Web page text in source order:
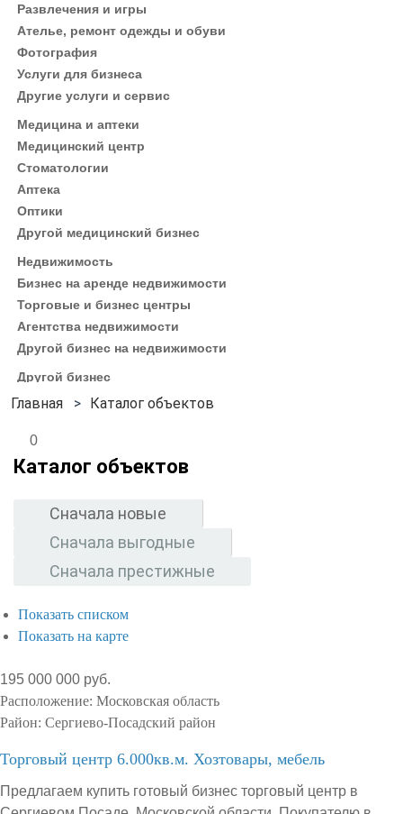
Развлечения и игры
Ателье, ремонт одежды и обуви
Фотография
Услуги для бизнеса
Другие услуги и сервис
Медицина и аптеки
Медицинский центр
Стоматологии
Аптека
Оптики
Другой медицинский бизнес
Недвижимость
Бизнес на аренде недвижимости
Торговые и бизнес центры
Агентства недвижимости
Другой бизнес на недвижимости
Другой бизнес
Каталог объектов
0
Каталог объектов
Сначала новые
Сначала выгодные
Сначала престижные
Показать списком
Показать на карте
195 000 000 руб.
Расположение: Московская область
Район: Сергиево-Посадский район
Торговый центр 6.000кв.м. Хозтовары, мебель
Предлагаем купить готовый бизнес торговый центр в